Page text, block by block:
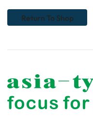
Return To Shop